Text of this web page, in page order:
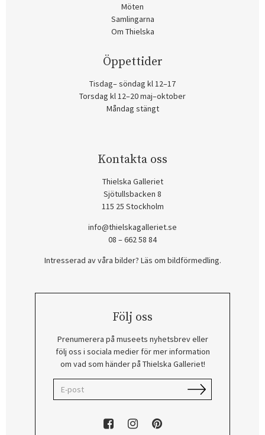
Möten
Samlingarna
Om Thielska
Öppettider
Tisdag– söndag kl 12–17
Torsdag kl 12–20 maj–oktober
Måndag stängt
Kontakta oss
Thielska Galleriet
Sjötullsbacken 8
115 25 Stockholm
info@thielskagalleriet.se
08 – 662 58 84
Intresserad av våra bilder? Läs om bildförmedling.
Följ oss
Prenumerera på museets nyhetsbrev eller
följ oss i sociala medier för mer information
om vad som händer på Thielska Galleriet!